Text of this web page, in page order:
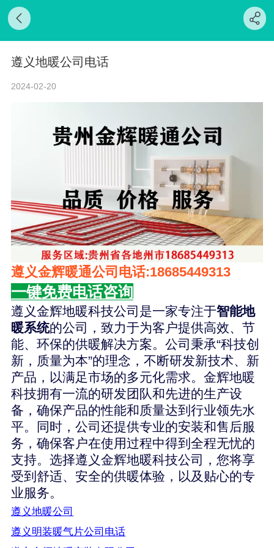
遵义地暖公司电话
2024-02-20
遵义金辉暖通公司电话:18685449313
一键免费电话咨询
遵义金辉地暖科技公司是一家专注于智能地
暖系统的公司，致力于为客户提供高效、节
能、环保的供暖解决方案。公司秉承“科技创
新，质量为本”的理念，不断研发新技术、新
产品，以满足市场的多元化需求。金辉地暖
科技拥有一流的研发团队和先进的生产设
备，确保产品的性能和质量达到行业领先水
平。同时，公司还提供专业的安装和售后服
务，确保客户在使用过程中得到全程无忧的
支持。选择遵义金辉地暖科技公司，您将享
受到舒适、安全的供暖体验，以及贴心的专
业服务。
遵义地暖公司
遵义明装暖气片公司电话